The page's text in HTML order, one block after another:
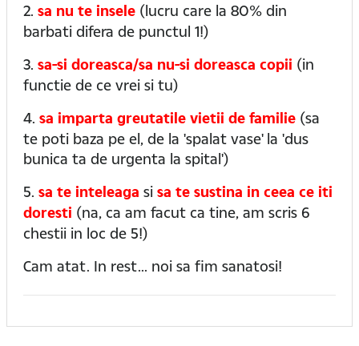
2. sa nu te insele (lucru care la 80% din
barbati difera de punctul 1!)
3. sa-si doreasca/sa nu-si doreasca copii (in
functie de ce vrei si tu)
4. sa imparta greutatile vietii de familie (sa
te poti baza pe el, de la 'spalat vase' la 'dus
bunica ta de urgenta la spital')
5. sa te inteleaga si sa te sustina in ceea ce iti
doresti (na, ca am facut ca tine, am scris 6
chestii in loc de 5!)
Cam atat. In rest... noi sa fim sanatosi!